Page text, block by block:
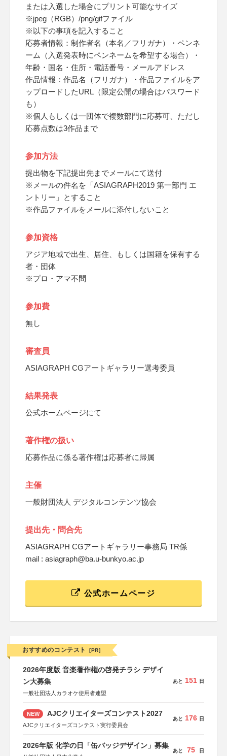
または入選した場合にプリント可能なサイズ
※jpeg（RGB）/png/gifファイル
※以下の事項を記入すること
応募者情報：制作者名（本名／フリガナ）・ペンネ
ーム（入選発表時にペンネームを希望する場合）・
年齢・国名・住所・電話番号・メールアドレス
作品情報：作品名（フリガナ）・作品ファイルをア
ップロードしたURL（限定公開の場合はパスワード
も）
※個人もしくは一団体で複数部門に応募可、ただし
応募点数は3作品まで
参加方法
提出物を下記提出先までメールにて送付
※メールの件名を「ASIAGRAPH2019 第一部門 エ
ントリー」とすること
※作品ファイルをメールに添付しないこと
参加資格
アジア地域で出生、居住、もしくは国籍を保有する
者・団体
※プロ・アマ不問
参加費
無し
審査員
ASIAGRAPH CGアートギャラリー選考委員
結果発表
公式ホームページにて
著作権の扱い
応募作品に係る著作権は応募者に帰属
主催
一般財団法人 デジタルコンテンツ協会
提出先・問合先
ASIAGRAPH CGアートギャラリー事務局 TR係
mail : asiagraph@ba.u-bunkyo.ac.jp
公式ホームページ
おすすめのコンテスト [PR]
2026年度版 音楽著作権の啓発チラシ デザイ
ン大募集
一般社団法人カラオケ使用者連盟
あと 151 日
NEW AJCクリエイターズコンテスト2027
AJCクリエイターズコンテスト実行委員会
あと 176 日
2026年版 化学の日「缶バッジデザイン」募集
あと 75 日